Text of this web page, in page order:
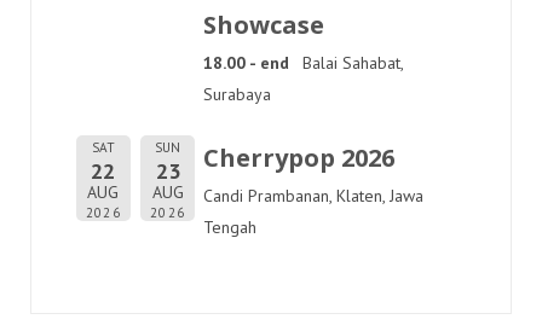
Showcase
18.00 - end
Balai Sahabat,
Surabaya
SAT
22
AUG
2026
SUN
23
AUG
2026
Cherrypop 2026
Candi Prambanan, Klaten, Jawa
Tengah